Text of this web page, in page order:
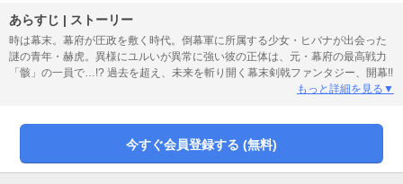
あらすじ | ストーリー
時は幕末。幕府が圧政を敷く時代。倒幕軍に所属する少女・ヒバナが出会った
謎の青年・赫虎。異様にユルいが異常に強い彼の正体は、元・幕府の最高戦力
「骸」の一員で…!? 過去を超え、未来を斬り開く幕末剣戟ファンタジー、開幕!!
もっと詳細を見る▼
今すぐ会員登録する (無料)